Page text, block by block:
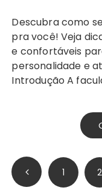
Descubra como
pra você! Veja
e confortáveis
personalidade e
Introdução A
Paginação
de 1 2